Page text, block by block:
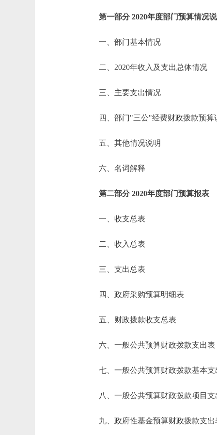
第一部分 2020年度部门预算情况说
一、部门基本情况
二、2020年收入及支出总体情况
三、主要支出情况
四、部门"三公"经费财政拨款预算
五、其他情况说明
六、名词解释
第二部分 2020年度部门预算报表
一、收支总表
二、收入总表
三、支出总表
四、政府采购预算明细表
五、财政拨款收支总表
六、一般公共预算财政拨款支出表
七、一般公共预算财政拨款基本支
八、一般公共预算财政拨款项目支
九、政府性基金预算财政拨款支出